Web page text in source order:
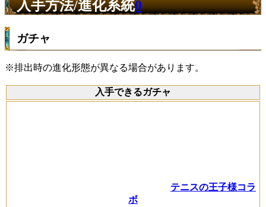
入手方法/進化系統0
ガチャ
※排出時の進化形態が異なる場合があります。
入手できるガチャ
テニスの王子様コラ
ボ